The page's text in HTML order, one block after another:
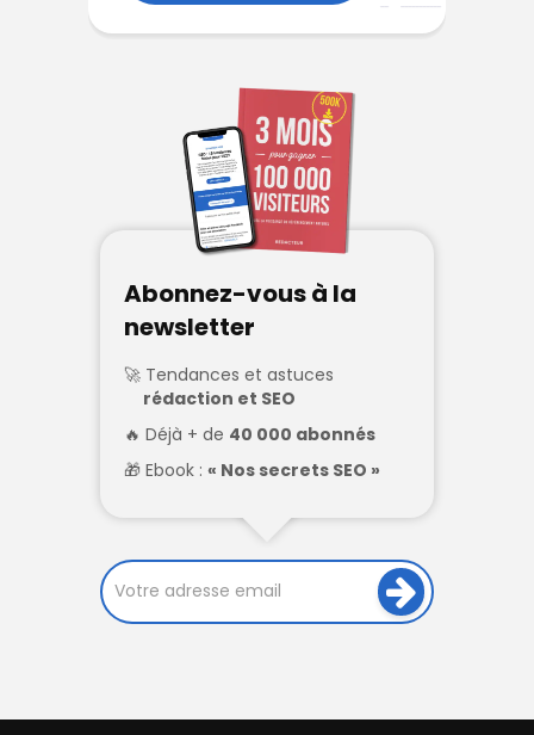
Abonnez-vous à la
newsletter
Tendances et astuces
rédaction et SEO
Déjà + de 40 000 abonnés
Ebook : « Nos secrets SEO »